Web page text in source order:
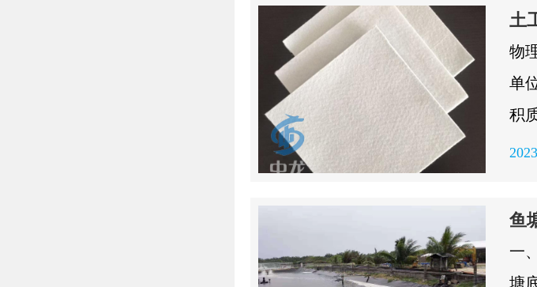
过
在
在
理
义
土
物
单
积
的
取
基
与
鱼
一
塘